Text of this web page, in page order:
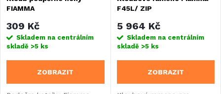
FIAMMA
309 Kč
Skladem na centrálním
skladě >5 ks
ZOBRAZIT
F45L/ ZIP
5 964 Kč
Skladem na centrálním
skladě >5 ks
ZOBRAZIT